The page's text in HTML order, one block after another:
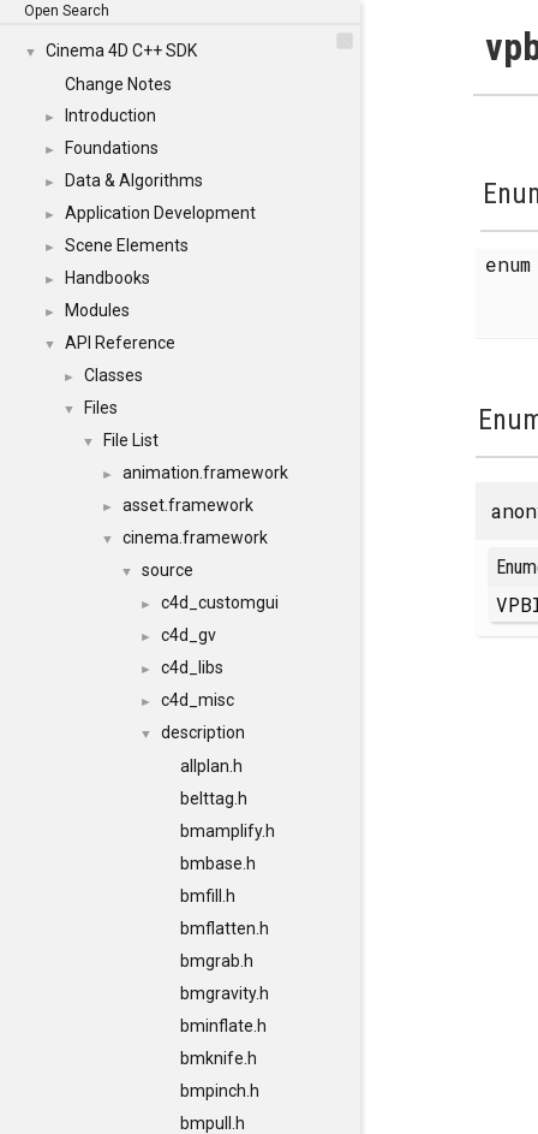
Open Search
▼
Cinema 4D C++ SDK
Change Notes
► Introduction
► Foundations
► Data & Algorithms
► Application Development
► Scene Elements
► Handbooks
► Modules
▼ API Reference
► Classes
▼ Files
▼ File List
► animation.framework
► asset.framework
▼ cinema.framework
▼ source
► c4d_customgui
► c4d_gv
► c4d_libs
► c4d_misc
▼
description
allplan.h
belttag.h
bmamplify.h
bmbase.h
bmfill.h
bmflatten.h
bmgrab.h
bmgravity.h
bminflate.h
bmknife.h
bmpinch.h
bmpull.h